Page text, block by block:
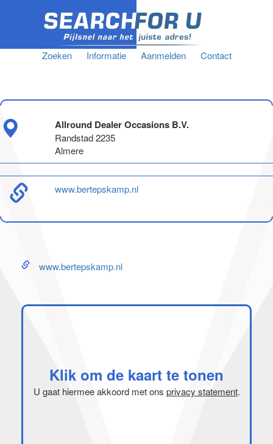
Zoeken Informatie Aanmelden Contact
Allround Dealer Occasions B.V.
Randstad 2235
Almere
www.bertepskamp.nl
www.bertepskamp.nl
Klik om de kaart te tonen
U gaat hiermee akkoord met ons privacy statement.